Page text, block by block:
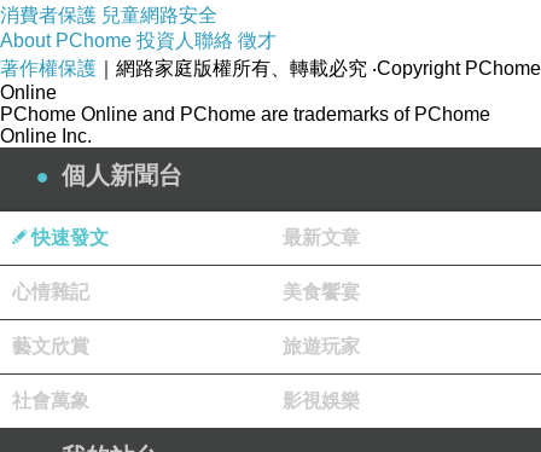
消費者保護 兒童網路安全
About PChome 投資人聯絡 徵才
著作權保護 ｜網路家庭版權所有、轉載必究 ‧Copyright PChome
Online
PChome Online and PChome are trademarks of PChome
Online Inc.
個人新聞台
快速發文 最新文章
心情雜記 美食饗宴
藝文欣賞 旅遊玩家
社會萬象 影視娛樂